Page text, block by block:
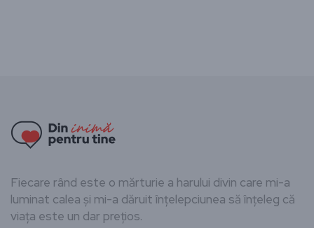
Fiecare rând este o mărturie a harului divin care mi-a
luminat calea și mi-a dăruit înțelepciunea să înțeleg că
viața este un dar prețios.